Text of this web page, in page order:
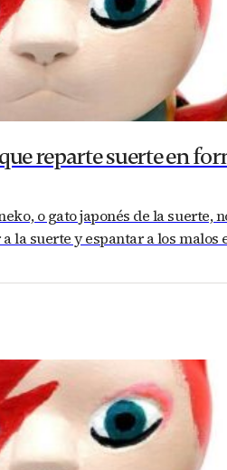
reparte suerte en
o gato japonés de la
la suerte y espantar a los